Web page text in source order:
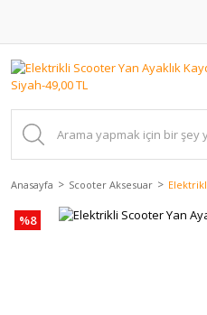
Anasayfa Scooter Aksesuar
%8